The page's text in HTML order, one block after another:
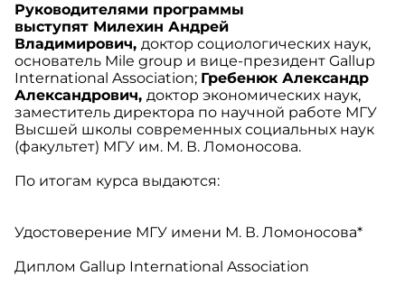
Руководителями программы
выступят Милехин Андрей
Владимирович, доктор социологических наук,
основатель Mile group и вице-президент Gallup
International Association; Гребенюк Александр
Александрович, доктор экономических наук,
заместитель директора по научной работе МГУ
Высшей школы современных социальных наук
(факультет) МГУ им. М. В. Ломоносова.
По итогам курса выдаются:
Удостоверение МГУ имени М. В. Ломоносова*
Диплом Gallup International Association